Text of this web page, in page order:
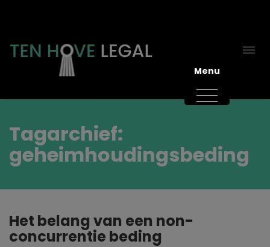
Tagarchief:
geheimhoudingsbeding
Het belang van een non-
concurrentie beding
Menu